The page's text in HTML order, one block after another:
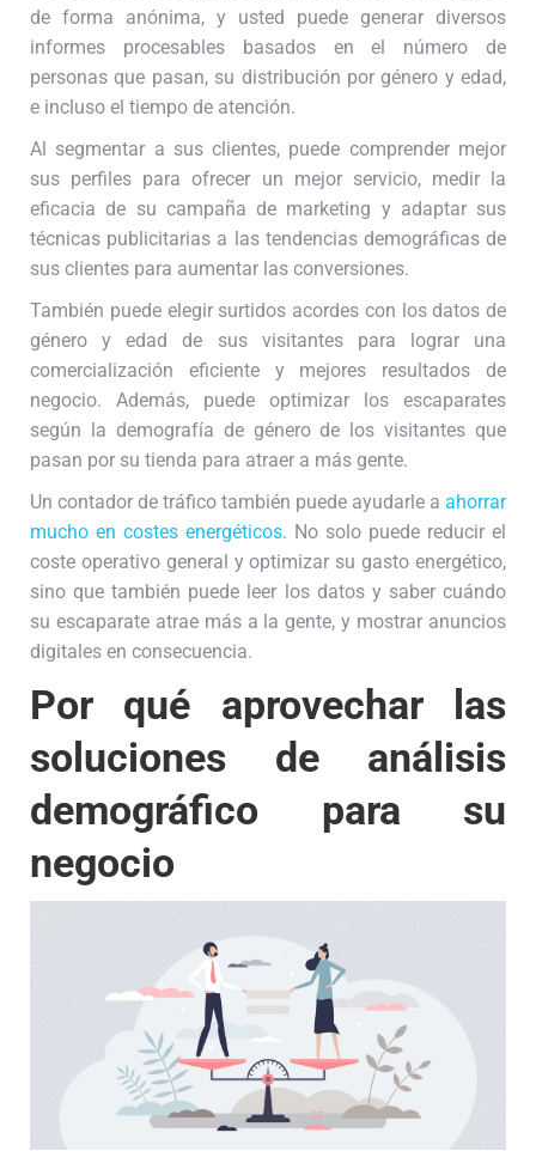
de forma anónima, y usted puede generar diversos
informes procesables basados en el número de
personas que pasan, su distribución por género y edad,
e incluso el tiempo de atención.
Al segmentar a sus clientes, puede comprender mejor
sus perfiles para ofrecer un mejor servicio, medir la
eficacia de su campaña de marketing y adaptar sus
técnicas publicitarias a las tendencias demográficas de
sus clientes para aumentar las conversiones.
También puede elegir surtidos acordes con los datos de
género y edad de sus visitantes para lograr una
comercialización eficiente y mejores resultados de
negocio. Además, puede optimizar los escaparates
según la demografía de género de los visitantes que
pasan por su tienda para atraer a más gente.
Un contador de tráfico también puede ayudarle a ahorrar
mucho en costes energéticos. No solo puede reducir el
coste operativo general y optimizar su gasto energético,
sino que también puede leer los datos y saber cuándo
su escaparate atrae más a la gente, y mostrar anuncios
digitales en consecuencia.
Por qué aprovechar las
soluciones de análisis
demográfico para su
negocio